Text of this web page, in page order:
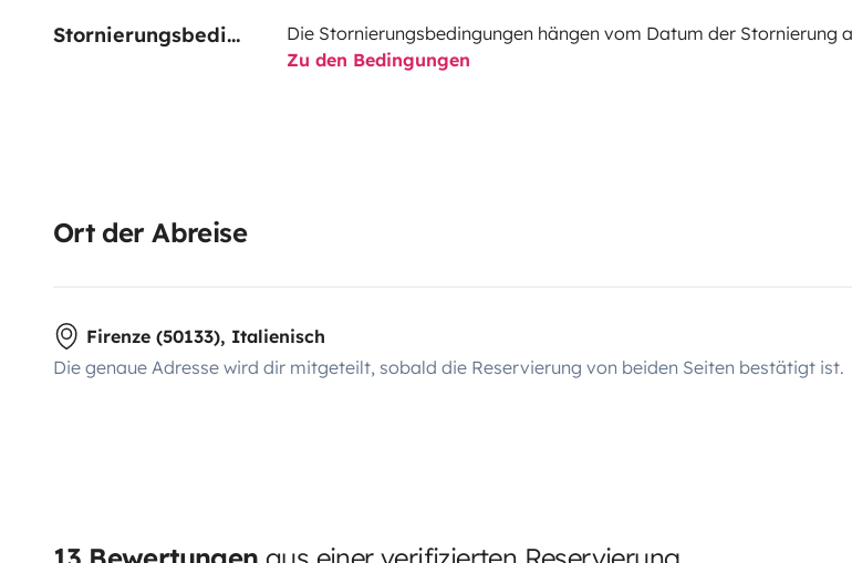
Stornierungsbedingungen
Die Stornierungsbedingungen hängen vom Datum der Stornierung
Zu den Bedingungen
Ort der Abreise
Firenze (50133), Italienisch
Die genaue Adresse wird dir mitgeteilt, sobald die Reservierung von beiden Seiten bestätigt ist.